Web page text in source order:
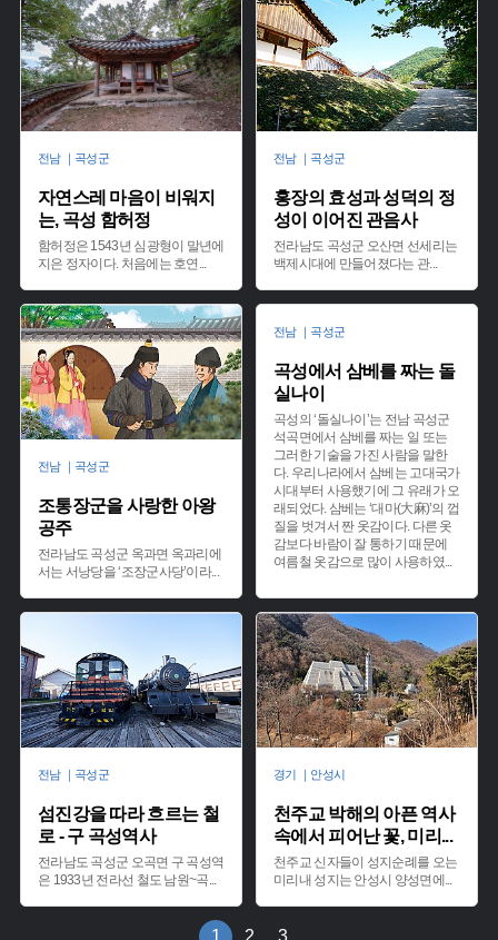
전남 ｜곡성군
자연스레 마음이 비워지
는, 곡성 함허정
함허정은 1543년 심광형이 말년에
지은 정자이다. 처음에는 호연 ...
전남 ｜곡성군
홍장의 효성과 성덕의 정
성이 이어진 관음사
전라남도 곡성군 오산면 선세리는
백제시대에 만들어졌다는 관...
전남 ｜곡성군
조통장군을 사랑한 아왕
공주
전라남도 곡성군 옥과면 옥과리에
서는 서낭당을 ‘조장군사당’이라...
전남 ｜곡성군
곡성에서 삼베를 짜는 돌
실나이
곡성의 ‘돌실나이’는 전남 곡성군
석곡면에서 삼베를 짜는 일 또는
그러한 기술을 가진 사람을 말한
다. 우리나라에서 삼베는 고대국가
시대부터 사용했기에 그 유래가 오
래되었다. 삼베는 ‘대마(大麻)’의 껍
질을 벗겨서 짠 옷감이다. 다른 옷
감보다 바람이 잘 통하기 때문에
여름철 옷감으로 많이 사용하였...
전남 ｜곡성군
섬진강을 따라 흐르는 철
로 - 구 곡성역사
전라남도 곡성군 오곡면 구 곡성역
은 1933년 전라선 철도 남원~곡...
경기 ｜안성시
천주교 박해의 아픈 역사
속에서 피어난 꽃, 미리 ...
천주교 신자들이 성지순례를 오는
미리내 성지는 안성시 양성면에 ...
1 2 3